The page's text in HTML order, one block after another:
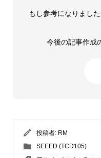
もし参考になりまし
今後の記事作成
投稿者: RM
SEEED (TCD105)